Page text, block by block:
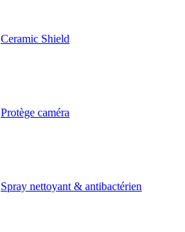
Ceramic Shield
Protège caméra
Spray nettoyant & antibactérien